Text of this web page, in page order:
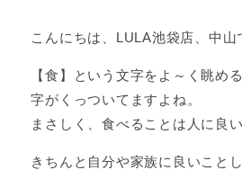
こんにちは、LULA池袋店、中山
【食】という文字をよ～く眺め
字がくっついてますよね。
まさしく、食べることは人に良
きちんと自分や家族に良いこと